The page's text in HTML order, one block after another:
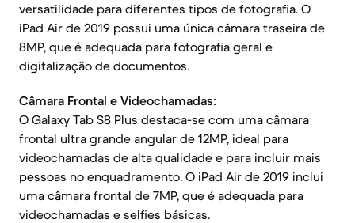
versatilidade para diferentes tipos de fotografia. O
iPad Air de 2019 possui uma única câmara traseira de
8MP, que é adequada para fotografia geral e
digitalização de documentos.
Câmara Frontal e Videochamadas:
O Galaxy Tab S8 Plus destaca-se com uma câmara
frontal ultra grande angular de 12MP, ideal para
videochamadas de alta qualidade e para incluir mais
pessoas no enquadramento. O iPad Air de 2019 inclui
uma câmara frontal de 7MP, que é adequada para
videochamadas e selfies básicas.